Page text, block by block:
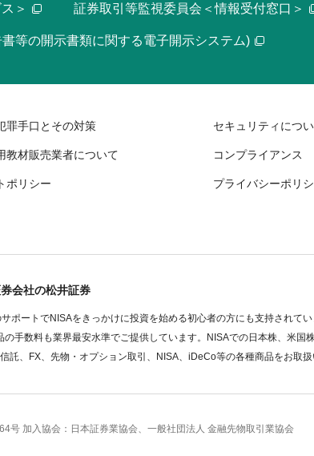
＞ 証券取引等監視委員会＜情報受付窓口＞
等の開示書類に関する電子開示システム)
罪手口とその対策 セキュリティにつ
教材販売業者について コンプライアンス
ポリシー プライバシーポリ
会社の松井証券
ポートでNISAをきっかけに投資を始める初心者の方にも支持されてい
手数料も業界最安水準でご提供しています。NISAでの日本株、米国
託、FX、先物・オプション取引、NISA、iDeCo等の各種商品をお取扱
号 加入協会：日本証券業協会、一般社団法人 金融先物取引業協会